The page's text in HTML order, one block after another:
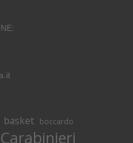
basket boccardo
Carabinieri